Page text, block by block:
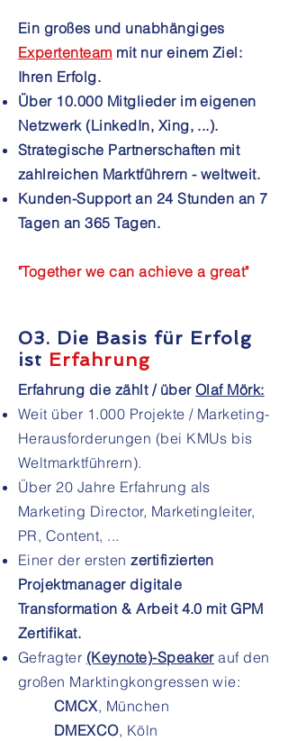
Ein großes und unabhängiges
Expertenteam mit nur einem Ziel:
Ihren Erfolg.
Über 10.000 Mitglieder im eigenen
Netzwerk (LinkedIn, Xing, ...).
Strategische Partnerschaften mit
zahlreichen Marktführern - weltweit.
Kunden-Support an 24 Stunden an 7
Tagen an 365 Tagen.
"Together we can achieve a great"
03. Die Basis für Erfolg
ist Erfahrung
Erfahrung die zählt / über Olaf Mörk:
Weit über 1.000 Projekte / Marketing-
Herausforderungen (bei KMUs bis
Weltmarktführern).
Über 20 Jahre Erfahrung als
Marketing Director, Marketingleiter,
PR, Content, ...
Einer der ersten zertifizierten
Projektmanager digitale
Transformation & Arbeit 4.0 mit GPM
Zertifikat.
Gefragter (Keynote)-Speakerauf den
großen Marktingkongressen wie:
​CMCX, München
DMEXCO, Köln